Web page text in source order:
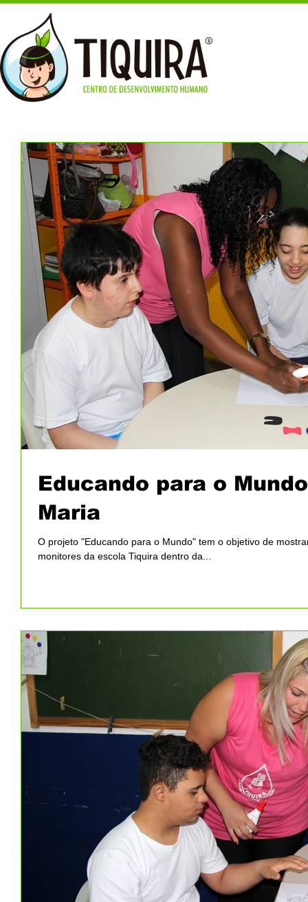
Educando para o
Maria
O projeto "Educando para o Mundo" tem o objetivo de
monitores da escola Tiquira dentro da...